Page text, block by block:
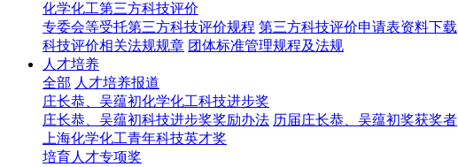
化学化工第三方科技评价
专委会等受托第三方科技评价规程 第三方科技评价申请表资料下载
科技评价相关法规规章 团体标准管理规程及法规
人才培养
全部 人才培养报道
庄长恭、吴蕴初化学化工科技进步奖
庄长恭、吴蕴初科技进步奖奖励办法 历届庄长恭、吴蕴初奖获奖者
上海化学化工青年科技英才奖
培育人才专项奖